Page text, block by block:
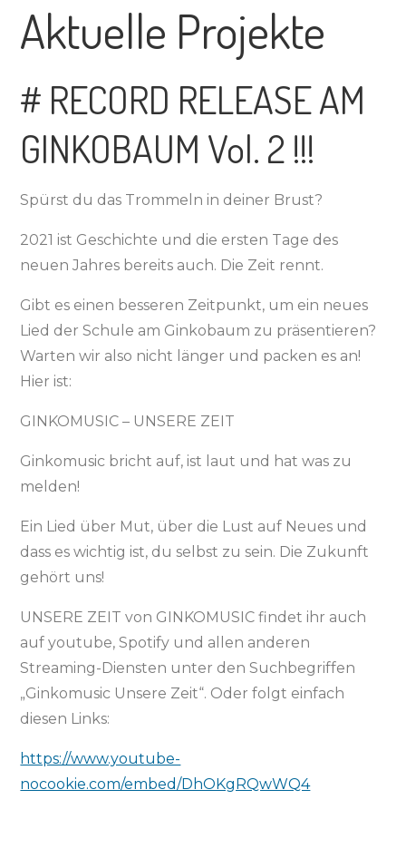
Aktuelle Projekte
# RECORD RELEASE AM
GINKOBAUM Vol. 2 !!!
Spürst du das Trommeln in deiner Brust?
2021 ist Geschichte und die ersten Tage des
neuen Jahres bereits auch. Die Zeit rennt.
Gibt es einen besseren Zeitpunkt, um ein neues
Lied der Schule am Ginkobaum zu präsentieren?
Warten wir also nicht länger und packen es an!
Hier ist:
GINKOMUSIC – UNSERE ZEIT
Ginkomusic bricht auf, ist laut und hat was zu
melden!
Ein Lied über Mut, über die Lust auf Neues und
dass es wichtig ist, du selbst zu sein. Die Zukunft
gehört uns!
UNSERE ZEIT von GINKOMUSIC findet ihr auch
auf youtube, Spotify und allen anderen
Streaming-Diensten unter den Suchbegriffen
„Ginkomusic Unsere Zeit“. Oder folgt einfach
diesen Links:
https://www.youtube-
nocookie.com/embed/DhOKgRQwWQ4